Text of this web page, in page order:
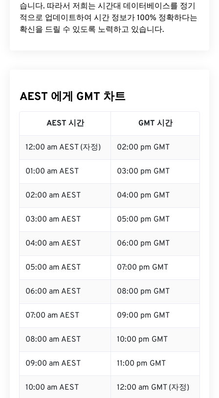
습니다. 따라서 저희는 시간대 데이터베이스를 정기
적으로 업데이트하여 시간 정보가 100% 정확하다는
확신을 드릴 수 있도록 노력하고 있습니다.
AEST 에게 GMT 차트
AEST 시간 GMT 시간
12:00 am AEST (자정) 02:00 pm GMT
01:00 am AEST 03:00 pm GMT
02:00 am AEST 04:00 pm GMT
03:00 am AEST 05:00 pm GMT
04:00 am AEST 06:00 pm GMT
05:00 am AEST 07:00 pm GMT
06:00 am AEST 08:00 pm GMT
07:00 am AEST 09:00 pm GMT
08:00 am AEST 10:00 pm GMT
09:00 am AEST 11:00 pm GMT
10:00 am AEST 12:00 am GMT (자정)